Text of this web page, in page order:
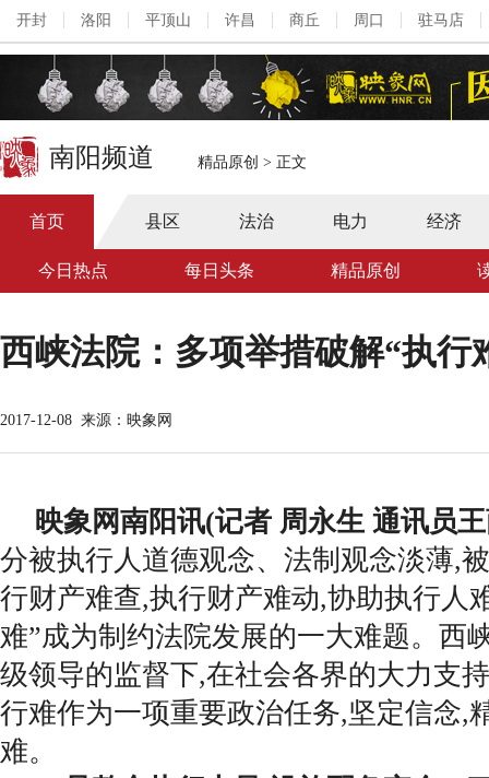
开封 洛阳 平顶山 许昌 商丘 周口 驻马店
南阳频道 精品原创 > 正文
首页 县区 法治 电力 经济
今日热点 每日头条 精品原创
西峡法院：多项举措破解“执行
2017-12-08 来源：映象网
映象网南阳讯(记者 周永生 通讯员
分被执行人道德观念、法制观念淡薄,
行财产难查,执行财产难动,协助执行人
难”成为制约法院发展的一大难题。西
级领导的监督下,在社会各界的大力支
行难作为一项重要政治任务,坚定信念,
难。